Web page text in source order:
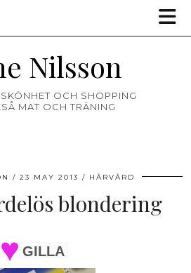
Nilsson
OCH SHOPPING
MAT OCH TRÄNING
23 MAY 2013 HÅRVÅRD
blondering
GILLA